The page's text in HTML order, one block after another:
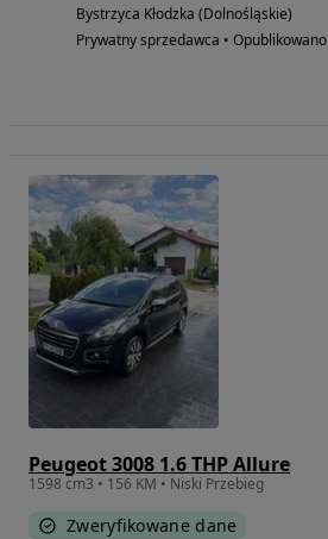
Bystrzyca Kłodzka (Dolnośląskie)
Prywatny sprzedawca • Opublikowano
Peugeot 3008 1.6 THP Allure
1598 cm3 • 156 KM • Niski Przebieg
Zweryfikowane dane